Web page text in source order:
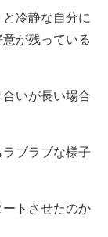
冷静な自分に
が残っている
いが長い場合
ブラブな様子
トさせたのか